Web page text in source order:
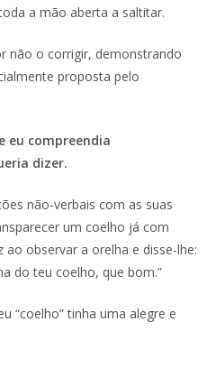
a mão aberta a saltitar.
não o corrigir, demonstrando
proposta pelo
eu compreendia
dizer.
não-verbais com as suas
um coelho já com
observar a orelha e disse-lhe:
do teu coelho, que bom.”
“coelho” tinha uma alegre e